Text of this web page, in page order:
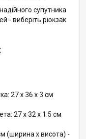
супутника
- виберіть рюкзак
27 x 36 x 3 см
27 x 32 x 1.5 см
(ширина x висота) -